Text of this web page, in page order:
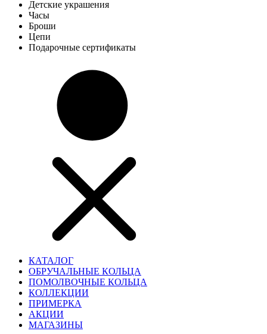
Детские украшения
Часы
Броши
Цепи
Подарочные сертификаты
КАТАЛОГ
ОБРУЧАЛЬНЫЕ КОЛЬЦА
ПОМОЛВОЧНЫЕ КОЛЬЦА
КОЛЛЕКЦИИ
ПРИМЕРКА
АКЦИИ
МАГАЗИНЫ